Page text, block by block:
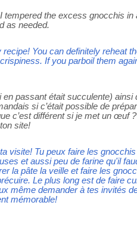
tempered the excess gnocchis
as needed.
You can definitely reheat
If you parboil them
en passant était succulente) ainsi
si c’était possible de
c’est différent si je met un œuf ?
site!
visite! Tu peux faire les
et aussi peu de farine qu'il
la pâte la veille et faire les
Le plus long est de faire
même demander à tes invités
mémorable!